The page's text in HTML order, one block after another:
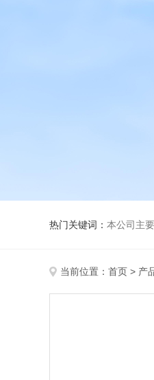
热门关键词： 本公司主要产品
当前位置： 首页 > 产